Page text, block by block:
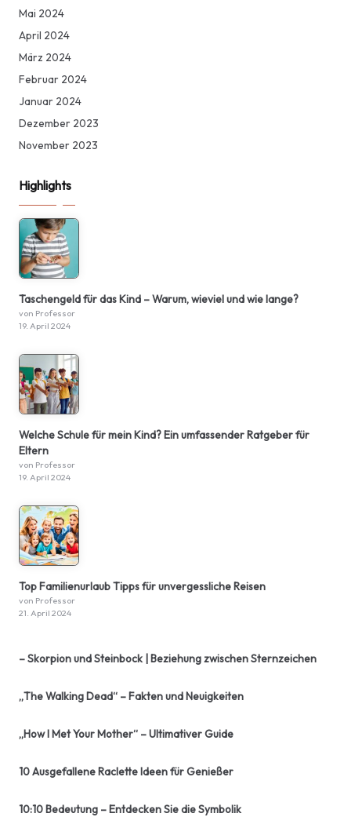
Mai 2024
April 2024
März 2024
Februar 2024
Januar 2024
Dezember 2023
November 2023
Highlights
Taschengeld für das Kind – Warum, wieviel und wie lange?
von Professor
19. April 2024
Welche Schule für mein Kind? Ein umfassender Ratgeber für
Eltern
von Professor
19. April 2024
Top Familienurlaub Tipps für unvergessliche Reisen
von Professor
21. April 2024
– Skorpion und Steinbock | Beziehung zwischen Sternzeichen
„The Walking Dead“ – Fakten und Neuigkeiten
„How I Met Your Mother“ – Ultimativer Guide
10 Ausgefallene Raclette Ideen für Genießer
10:10 Bedeutung – Entdecken Sie die Symbolik